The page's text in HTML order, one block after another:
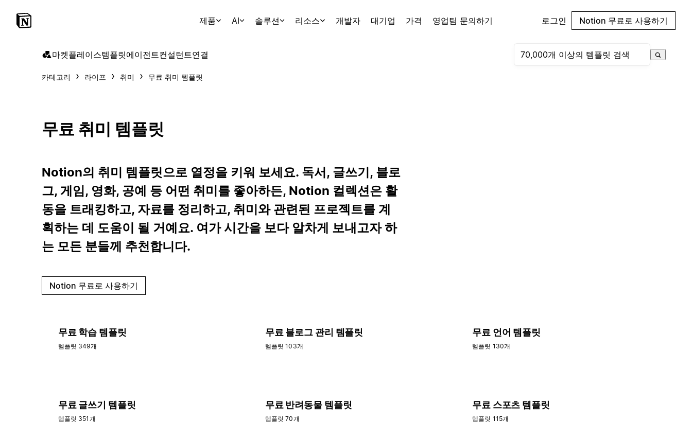
제품 AI 솔루션 리소스 개발자 대기업 가격 영업팀 문의하기 로그인 Notion 무료로 사용하기
마켓플레이스템플릿에이전트컨설턴트연결
카테고리 라이프 취미 무료 취미 템플릿
무료 취미 템플릿
Notion의 취미 템플릿으로 열정을 키워 보세요. 독서, 글쓰기, 블로
그, 게임, 영화, 공예 등 어떤 취미를 좋아하든, Notion 컬렉션은 활
동을 트래킹하고, 자료를 정리하고, 취미와 관련된 프로젝트를 계
획하는 데 도움이 될 거예요. 여가 시간을 보다 알차게 보내고자 하
는 모든 분들께 추천합니다.
Notion 무료로 사용하기
무료 학습 템플릿
템플릿 349개
무료 블로그 관리 템플릿
템플릿 103개
무료 언어 템플릿
템플릿 130개
무료 글쓰기 템플릿
템플릿 351개
무료 반려동물 템플릿
템플릿 70개
무료 스포츠 템플릿
템플릿 115개